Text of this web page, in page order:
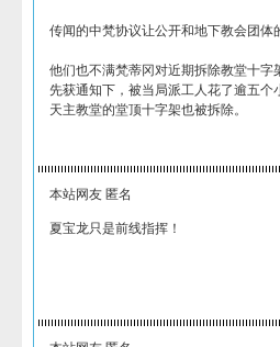
传闻的中梵协议让公开和地下教会团
他们也不满梵蒂冈对近期拆除教堂十
先获通知下，被当局派工人花了逾五
天主教堂的堂顶十字架也被拆除。
本站网友 匿名
夏宝龙只是前线指挥！